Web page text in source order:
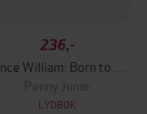
236,-
Penny Junor
LYDBOK